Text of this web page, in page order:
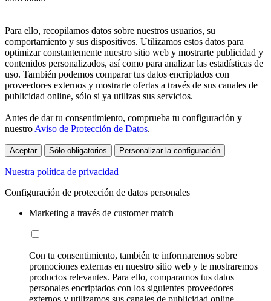
Para ello, recopilamos datos sobre nuestros usuarios, su
comportamiento y sus dispositivos. Utilizamos estos datos para
optimizar constantemente nuestro sitio web y mostrarte publicidad y
contenidos personalizados, así como para analizar las estadísticas de
uso. También podemos comparar tus datos encriptados con
proveedores externos y mostrarte ofertas a través de sus canales de
publicidad online, sólo si ya utilizas sus servicios.
Antes de dar tu consentimiento, comprueba tu configuración y
nuestro Aviso de Protección de Datos.
Aceptar Sólo obligatorios Personalizar la configuración
Nuestra política de privacidad
Configuración de protección de datos personales
Marketing a través de customer match
Con tu consentimiento, también te informaremos sobre
promociones externas en nuestro sitio web y te mostraremos
productos relevantes. Para ello, comparamos tus datos
personales encriptados con los siguientes proveedores
externos y utilizamos sus canales de publicidad online,